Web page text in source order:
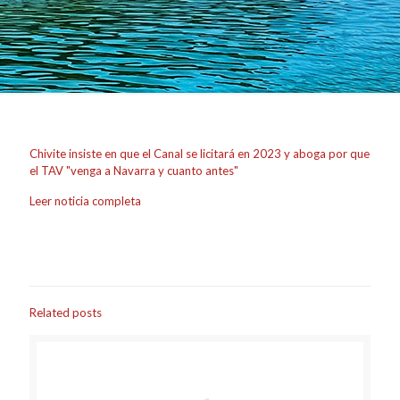
Chivite insiste en que el Canal se licitará en 2023 y aboga por que
el TAV "venga a Navarra y cuanto antes"
Leer noticia completa
Related posts